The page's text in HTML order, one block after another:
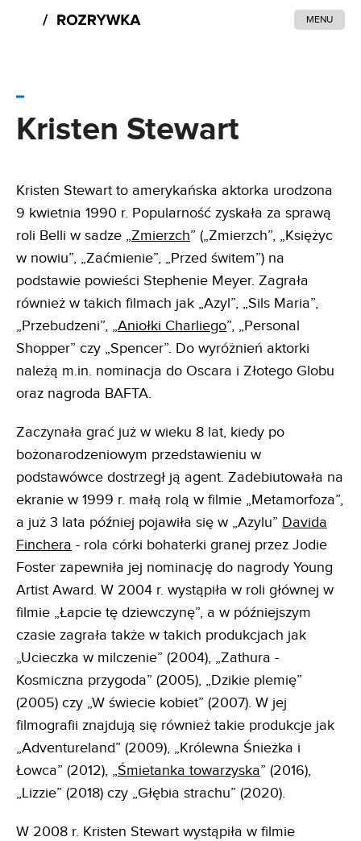
MENU
Kristen Stewart
Kristen Stewart to amerykańska aktorka urodzona
9 kwietnia 1990 r. Popularność zyskała za sprawą
roli Belli w sadze „Zmierzch” („Zmierzch”, „Księżyc
w nowiu”, „Zaćmienie”, „Przed świtem”) na
podstawie powieści Stephenie Meyer. Zagrała
również w takich filmach jak „Azyl”, „Sils Maria”,
„Przebudzeni”, „Aniołki Charliego”, „Personal
Shopper” czy „Spencer”. Do wyróżnień aktorki
należą m.in. nominacja do Oscara i Złotego Globu
oraz nagroda BAFTA.
Zaczynała grać już w wieku 8 lat, kiedy po
bożonarodzeniowym przedstawieniu w
podstawówce dostrzegł ją agent. Zadebiutowała na
ekranie w 1999 r. małą rolą w filmie „Metamorfoza”,
a już 3 lata później pojawiła się w „Azylu” Davida
Finchera - rola córki bohaterki granej przez Jodie
Foster zapewniła jej nominację do nagrody Young
Artist Award. W 2004 r. wystąpiła w roli głównej w
filmie „Łapcie tę dziewczynę”, a w późniejszym
czasie zagrała także w takich produkcjach jak
„Ucieczka w milczenie” (2004), „Zathura -
Kosmiczna przygoda” (2005), „Dzikie plemię”
(2005) czy „W świecie kobiet” (2007). W jej
filmografii znajdują się również takie produkcje jak
„Adventureland” (2009), „Królewna Śnieżka i
Łowca” (2012), „Śmietanka towarzyska” (2016),
„Lizzie” (2018) czy „Głębia strachu” (2020).
W 2008 r. Kristen Stewart wystąpiła w filmie